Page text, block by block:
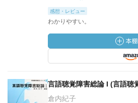
感想・レビュー
わかりやすい。
言語聴覚障害総論 I (言語聴
倉内紀子